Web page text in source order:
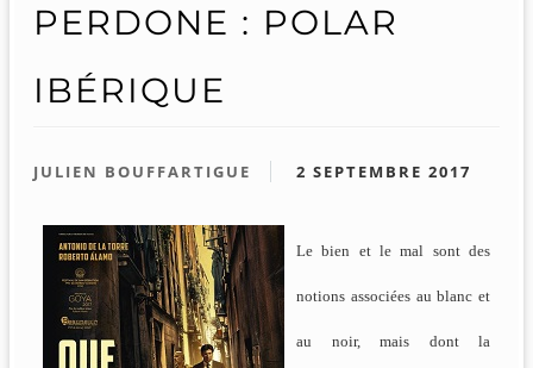
PERDONE : POLAR
IBÉRIQUE
JULIEN BOUFFARTIGUE 2 SEPTEMBRE 2017
Le bien et le mal sont des
notions associées au blanc et
au noir, mais dont la